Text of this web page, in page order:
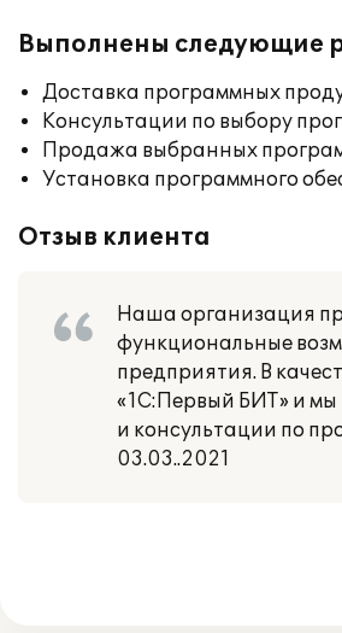
Выполнены следующие
Доставка программных
Консультации по выбору
Продажа выбранных
Установка программного
Отзыв клиента
Наша организация
функциональные
предприятия. В
«1С:Первый БИТ» и мы
и консультации по
03.03..2021